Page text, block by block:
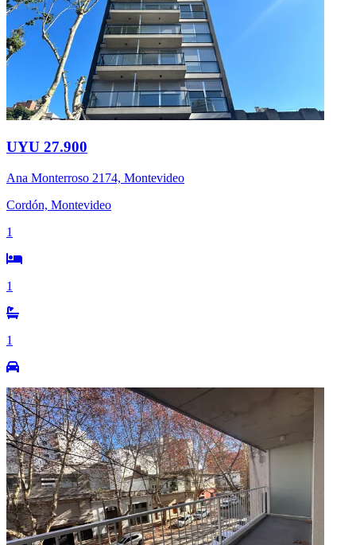
UYU 27.900
Ana Monterroso 2174, Montevideo
Cordón, Montevideo
1
1
1